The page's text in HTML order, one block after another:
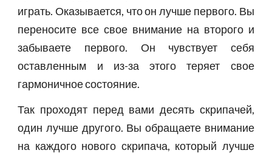
играть. Оказывается, что он лучше первого. Вы
переносите все свое внимание на второго и
забываете первого. Он чувствует себя
оставленным и из-за этого теряет свое
гармоничное состояние.
Так проходят перед вами десять скрипачей,
один лучше другого. Вы обращаете внимание
на каждого нового скрипача, который лучше